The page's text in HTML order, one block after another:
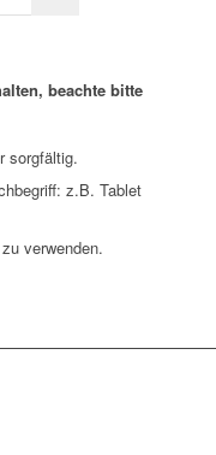
beachte bitte
sorgfältig.
z.B. Tablet
verwenden.